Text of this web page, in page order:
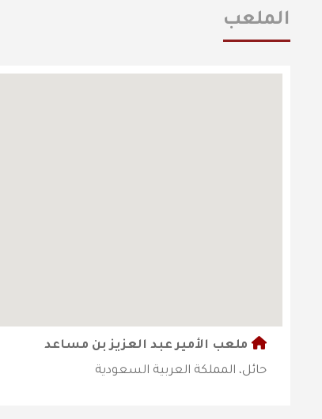
الملعب
ملعب الأمير عبد العزيز بن مساعد
حائل، المملكة العربية السعودية